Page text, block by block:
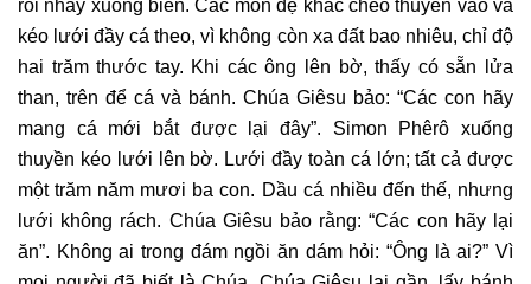
rồi nhảy xuống biển. Các môn đệ khác chèo thuyền vào và
kéo lưới đầy cá theo, vì không còn xa đất bao nhiêu, chỉ độ
hai trăm thước tay. Khi các ông lên bờ, thấy có sẵn lửa
than, trên để cá và bánh. Chúa Giêsu bảo: “Các con hãy
mang cá mới bắt được lại đây”. Simon Phêrô xuống
thuyền kéo lưới lên bờ. Lưới đầy toàn cá lớn; tất cả được
một trăm năm mươi ba con. Dầu cá nhiều đến thế, nhưng
lưới không rách. Chúa Giêsu bảo rằng: “Các con hãy lại
ăn”. Không ai trong đám ngồi ăn dám hỏi: “Ông là ai?” Vì